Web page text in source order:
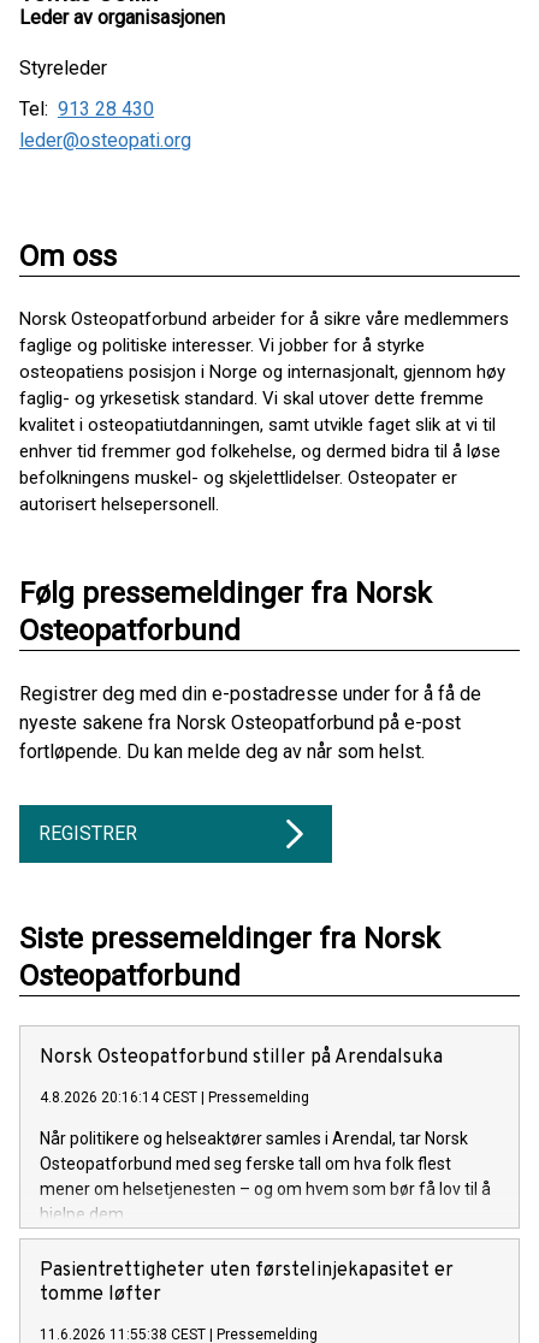
Leder av organisasjonen
Styreleder
Tel: 913 28 430
leder@osteopati.org
Om oss
Norsk Osteopatforbund arbeider for å sikre våre medlemmers
faglige og politiske interesser. Vi jobber for å styrke
osteopatiens posisjon i Norge og internasjonalt, gjennom høy
faglig- og yrkesetisk standard. Vi skal utover dette fremme
kvalitet i osteopatiutdanningen, samt utvikle faget slik at vi til
enhver tid fremmer god folkehelse, og dermed bidra til å løse
befolkningens muskel- og skjelettlidelser. Osteopater er
autorisert helsepersonell.
Følg pressemeldinger fra Norsk
Osteopatforbund
Registrer deg med din e-postadresse under for å få de
nyeste sakene fra Norsk Osteopatforbund på e-post
fortløpende. Du kan melde deg av når som helst.
REGISTRER
Siste pressemeldinger fra Norsk
Osteopatforbund
Norsk Osteopatforbund stiller på Arendalsuka
4.8.2026 20:16:14 CEST Pressemelding
Når politikere og helseaktører samles i Arendal, tar Norsk
Osteopatforbund med seg ferske tall om hva folk flest
mener om helsetjenesten – og om hvem som bør få lov til å
hjelpe dem.
Pasientrettigheter uten førstelinjekapasitet er
tomme løfter
11.6.2026 11:55:38 CEST Pressemelding